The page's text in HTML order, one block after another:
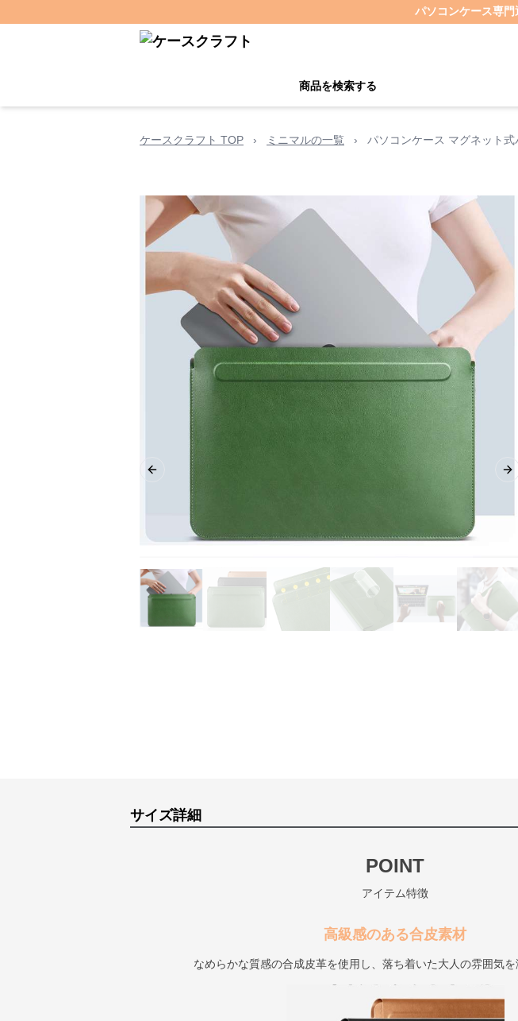
パソコンケース専
商品を検索する
ケースクラフト TOP › ミニマルの一覧 › パソコンケース マグネット
Previous slide
サイズ詳細
POINT
アイテム特徴
高級感のある合皮素材
なめらかな質感の合成皮革を使用し、落ち着いた大人の雰囲気を